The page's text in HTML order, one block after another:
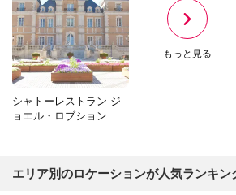
シャトーレストラン ジ
ョエル・ロブション
もっと見る
エリア別のロケーションが人気ランキン